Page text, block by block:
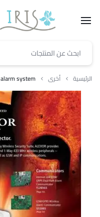
الرئيسية أخرى alarm system